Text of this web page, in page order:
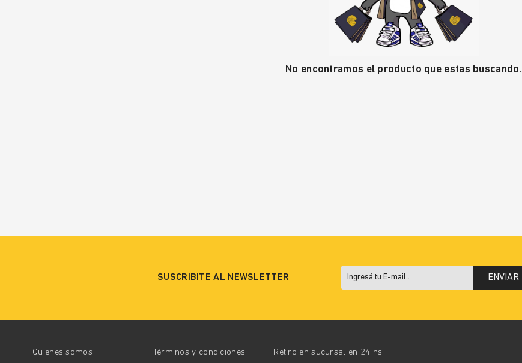
No encontramos el producto que estas buscando.
SUSCRIBITE AL NEWSLETTER ENVIAR
Quienes somos Términos y condiciones Retiro en sucursal en 24 hs